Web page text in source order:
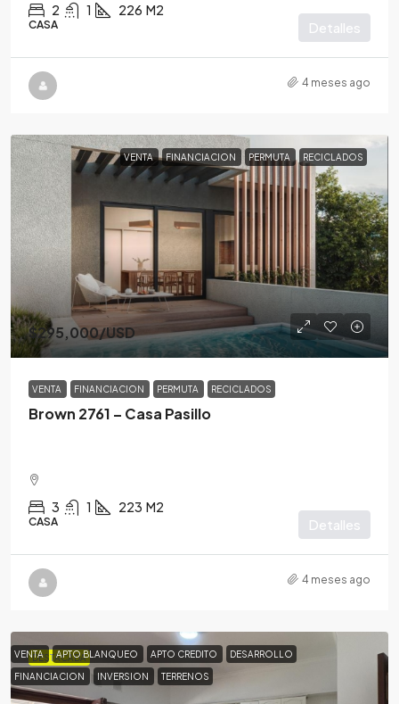
2 1 226 M2
CASA Detalles
4 meses ago
VENTA FINANCIACION PERMUTA RECICLADOS
$295,000/USD
VENTA FINANCIACION PERMUTA RECICLADOS
Brown 2761 – Casa Pasillo
3 1 223 M2
CASA Detalles
4 meses ago
DESTACADA
VENTA APTO BLANQUEO APTO CREDITO DESARROLLO
FINANCIACION INVERSION TERRENOS